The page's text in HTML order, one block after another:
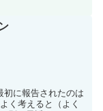
初に報告されたのは
く考えると（よく